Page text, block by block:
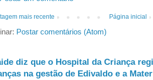
mais recente Página inicial
Postar comentários (Atom)
diz que o Hospital da Criança
na gestão de Edivaldo e a